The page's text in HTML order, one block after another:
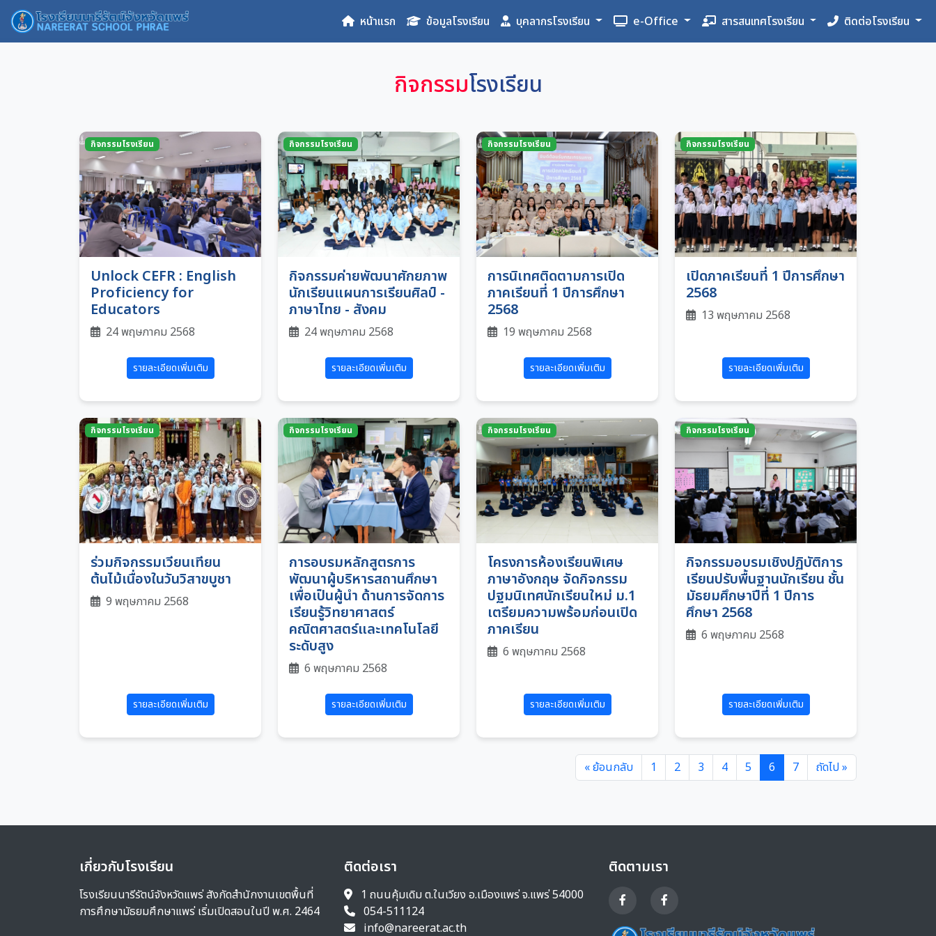
หน้าแรก ข้อมูลโรงเรียน บุคลากรโรงเรียน e-Office สารสนเทศโรงเรียน ติดต่อโรงเรียน
กิจกรรมโรงเรียน
กิจกรรมโรงเรียน
Unlock CEFR : English
Proficiency for
Educators
24 พฤษภาคม 2568
รายละเอียดเพิ่มเติม
กิจกรรมโรงเรียน
กิจกรรมค่ายพัฒนาศักยภาพ
นักเรียนแผนการเรียนศิลป์ -
ภาษาไทย - สังคม
24 พฤษภาคม 2568
รายละเอียดเพิ่มเติม
กิจกรรมโรงเรียน
การนิเทศติดตามการเปิด
ภาคเรียนที่ 1 ปีการศึกษา
2568
19 พฤษภาคม 2568
รายละเอียดเพิ่มเติม
กิจกรรมโรงเรียน
เปิดภาคเรียนที่ 1 ปีการศึกษา
2568
13 พฤษภาคม 2568
รายละเอียดเพิ่มเติม
กิจกรรมโรงเรียน
ร่วมกิจกรรมเวียนเทียน
ต้นไม้เนื่องในวันวิสาขบูชา
9 พฤษภาคม 2568
รายละเอียดเพิ่มเติม
กิจกรรมโรงเรียน
การอบรมหลักสูตรการ
พัฒนาผู้บริหารสถานศึกษา
เพื่อเป็นผู้นำ ด้านการจัดการ
เรียนรู้วิทยาศาสตร์
คณิตศาสตร์และเทคโนโลยี
ระดับสูง
6 พฤษภาคม 2568
รายละเอียดเพิ่มเติม
กิจกรรมโรงเรียน
โครงการห้องเรียนพิเศษ
ภาษาอังกฤษ จัดกิจกรรม
ปฐมนิเทศนักเรียนใหม่ ม.1
เตรียมความพร้อมก่อนเปิด
ภาคเรียน
6 พฤษภาคม 2568
รายละเอียดเพิ่มเติม
กิจกรรมโรงเรียน
กิจกรรมอบรมเชิงปฏิบัติการ
เรียนปรับพื้นฐานนักเรียน ชั้น
มัธยมศึกษาปีที่ 1 ปีการ
ศึกษา 2568
6 พฤษภาคม 2568
รายละเอียดเพิ่มเติม
« ย้อนกลับ 1 2 3 4 5 6 7 ถัดไป »
เกี่ยวกับโรงเรียน
โรงเรียนนารีรัตน์จังหวัดแพร่ สังกัดสำนักงานเขตพื้นที่
การศึกษามัธยมศึกษาแพร่ เริ่มเปิดสอนในปี พ.ศ. 2464
ติดต่อเรา
1 ถนนคุ้มเดิม ต.ในเวียง อ.เมืองแพร่ จ.แพร่ 54000
054-511124
info@nareerat.ac.th
ติดตามเรา